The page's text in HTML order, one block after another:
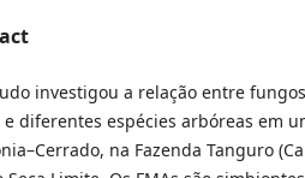
investigou a relação entre
e diferentes espécies arbóreas em
na Fazenda Tanguro